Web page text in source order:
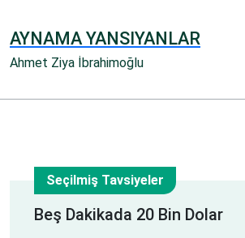
AYNAMA YANSIYANLAR
Ahmet Ziya İbrahimoğlu
3
Seçilmiş Tavsiyeler
Beş Dakikada 20 Bin Dolar